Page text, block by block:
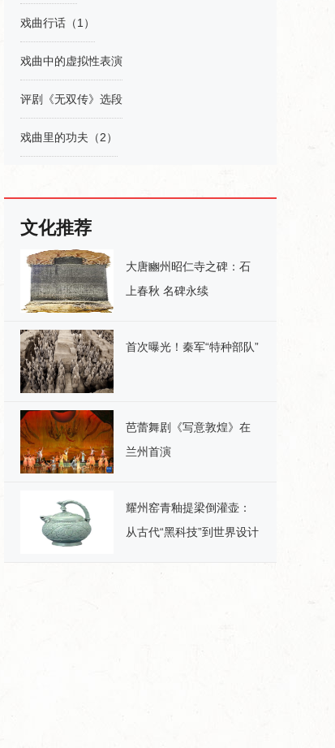
戏曲行话（1）
戏曲中的虚拟性表演
评剧《无双传》选段
戏曲里的功夫（2）
文化推荐
大唐豳州昭仁寺之碑：石
上春秋 名碑永续
首次曝光！秦军“特种部队”
芭蕾舞剧《写意敦煌》在
兰州首演
耀州窑青釉提梁倒灌壶：
从古代“黑科技”到世界设计